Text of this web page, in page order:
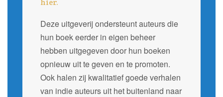
Deze uitgeverij ondersteunt auteurs die
hun boek eerder in eigen beheer
hebben uitgegeven door hun boeken
opnieuw uit te geven en te promoten.
Ook halen zij kwalitatief goede verhalen
van indie auteurs uit het buitenland naar